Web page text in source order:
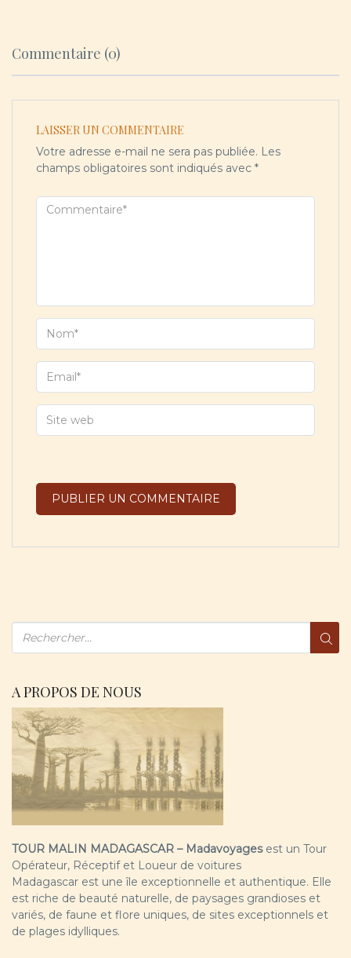
Commentaire (0)
LAISSER UN COMMENTAIRE
Votre adresse e-mail ne sera pas publiée. Les
champs obligatoires sont indiqués avec *
A PROPOS DE NOUS
TOUR MALIN MADAGASCAR – Madavoyagesest un Tour
Opérateur, Réceptif et Loueur de voitures
Madagascar est une île exceptionnelle et authentique. Elle
est riche de beauté naturelle, de paysages grandioses et
variés, de faune et flore uniques, de sites exceptionnels et
de plages idylliques.